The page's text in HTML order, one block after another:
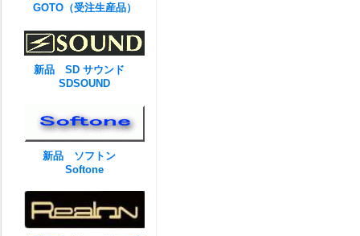
GOTO（受注生産品）
新品 SD サウンド
SDSOUND
新品 ソフトン
Softone